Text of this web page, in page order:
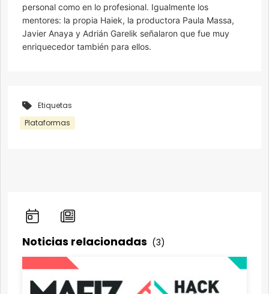
personal como en lo profesional. Igualmente los
mentores: la propia Haiek, la productora Paula Massa,
Javier Anaya y Adrián Garelik señalaron que fue muy
enriquecedor también para ellos.
Etiquetas
Plataformas
Noticias relacionadas (3)